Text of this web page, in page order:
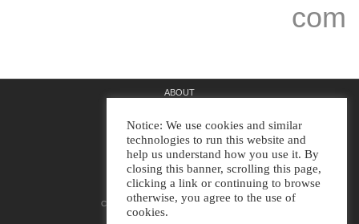
com
ABOUT
DISCLAIMER
COPYRIGHT | GERY CHICO FOR MAYOR
Notice: We use cookies and similar
technologies to run this website and
help us understand how you use it. By
closing this banner, scrolling this page,
clicking a link or continuing to browse
otherwise, you agree to the use of
cookies.